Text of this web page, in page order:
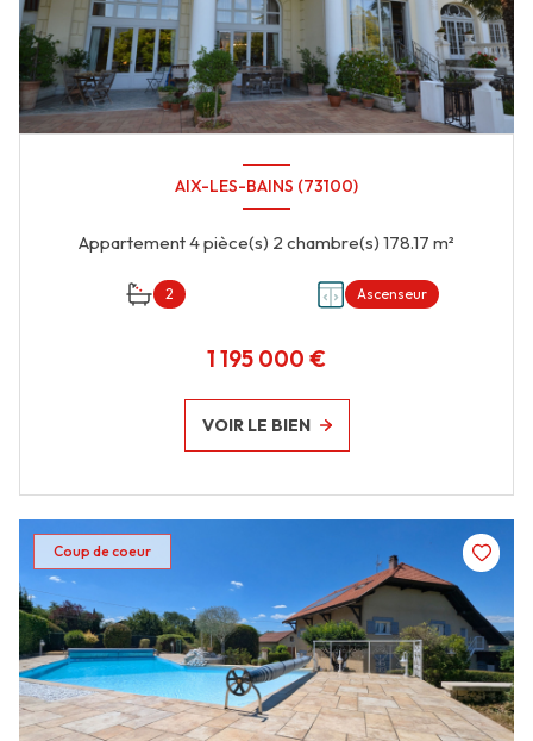
AIX-LES-BAINS (73100)
Appartement 4 pièce(s) 2 chambre(s) 178.17 m²
2 Ascenseur
1 195 000 €
VOIR LE BIEN
Coup de coeur